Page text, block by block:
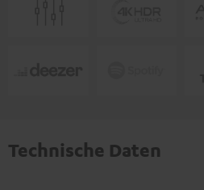
Technische Daten